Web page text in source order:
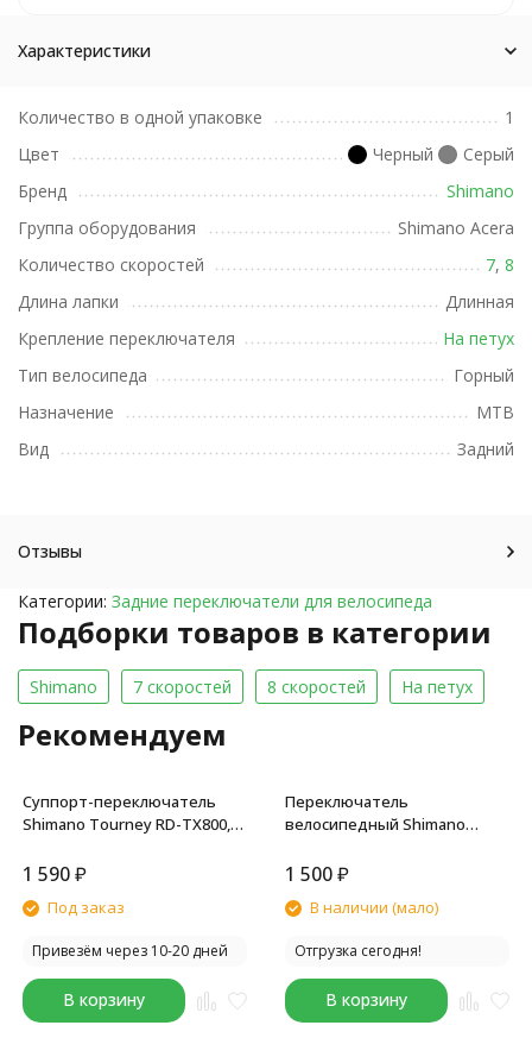
Характеристики
Количество в одной упаковке
1
Цвет
Черный
Серый
Бренд
Shimano
Группа оборудования
Shimano Acera
Количество скоростей
7, 8
Длина лапки
Длинная
Крепление переключателя
На петух
Тип велосипеда
Горный
Назначение
MTB
Вид
Задний
Отзывы
Категории: Задние переключатели для велосипеда
Подборки товаров в категории
Shimano 7 скоростей 8 скоростей На петух
Рекомендуем
Суппорт-переключатель
Shimano Tourney RD-TX800,
болт, б/уп.
1 590₽
Под заказ
Привезём через 10-20 дней
В корзину
Переключатель
велосипедный Shimano
короткая лапка, 1x6/7
петух
1 500₽
В наличии (мало)
Отгрузка сегодня!
В корзину